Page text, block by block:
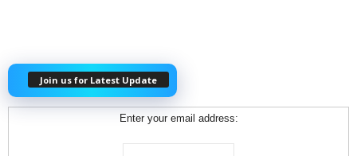
Join us for Latest Update
Enter your email address: